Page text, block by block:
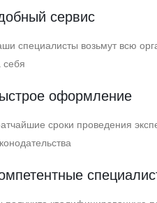
сервис
специалисты возьмут всю
себя
оформление
сроки проведения